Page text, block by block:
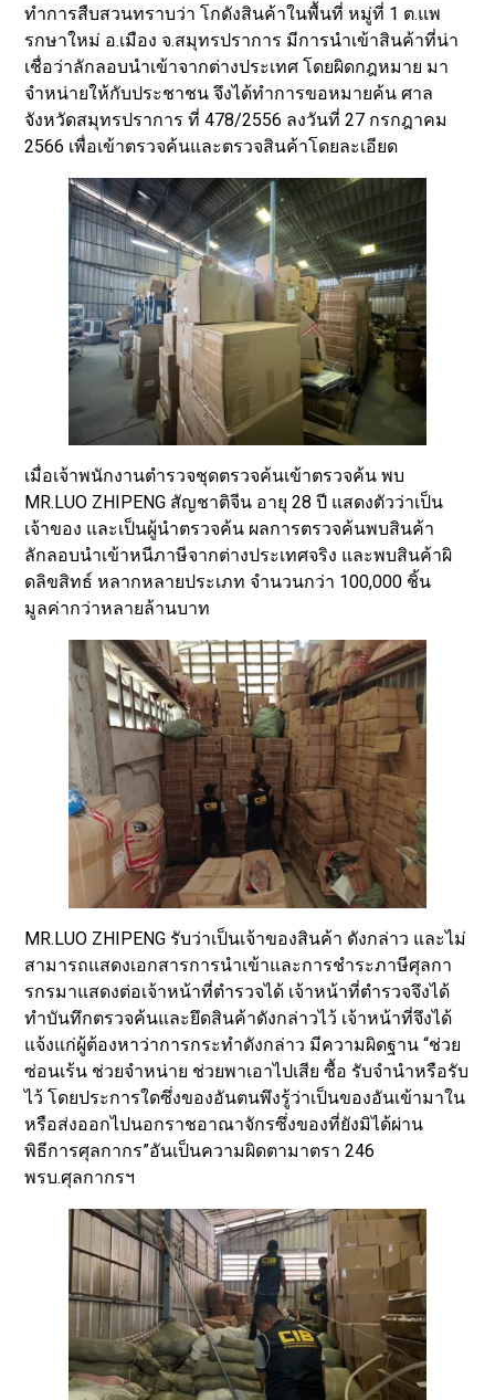
ทำการสืบสวนทราบว่า โกดังสินค้าในพื้นที่ หมู่ที่ 1 ต.แพ
รกษาใหม่ อ.เมือง จ.สมุทรปราการ มีการนำเข้าสินค้าที่น่า
เชื่อว่าลักลอบนำเข้าจากต่างประเทศ โดยผิดกฎหมาย มา
จำหน่ายให้กับประชาชน จึงได้ทำการขอหมายค้น ศาล
จังหวัดสมุทรปราการ ที่ 478/2556 ลงวันที่ 27 กรกฎาคม
2566 เพื่อเข้าตรวจค้นและตรวจสินค้าโดยละเอียด
เมื่อเจ้าพนักงานตำรวจชุดตรวจค้นเข้าตรวจค้น พบ
MR.LUO ZHIPENG สัญชาติจีน อายุ 28 ปี แสดงตัวว่าเป็น
เจ้าของ และเป็นผู้นำตรวจค้น ผลการตรวจค้นพบสินค้า
ลักลอบนำเข้าหนีภาษีจากต่างประเทศจริง และพบสินค้าผิ
ดลิขสิทธ์ หลากหลายประเภท จำนวนกว่า 100,000 ชิ้น
มูลค่ากว่าหลายล้านบาท
MR.LUO ZHIPENG รับว่าเป็นเจ้าของสินค้า ดังกล่าว และไม่
สามารถแสดงเอกสารการนำเข้าและการชำระภาษีศุลกา
รกรมาแสดงต่อเจ้าหน้าที่ตำรวจได้ เจ้าหน้าที่ตำรวจจึงได้
ทำบันทึกตรวจค้นและยึดสินค้าดังกล่าวไว้ เจ้าหน้าที่จึงได้
แจ้งแก่ผู้ต้องหาว่าการกระทำดังกล่าว มีความผิดฐาน “ช่วย
ซ่อนเร้น ช่วยจำหน่าย ช่วยพาเอาไปเสีย ซื้อ รับจำนำหรือรับ
ไว้ โดยประการใดซึ่งของอันตนพึงรู้ว่าเป็นของอันเข้ามาใน
หรือส่งออกไปนอกราชอาณาจักรซึ่งของที่ยังมิได้ผ่าน
พิธีการศุลกากร”อันเป็นความผิดตามาตรา 246
พรบ.ศุลกากรฯ